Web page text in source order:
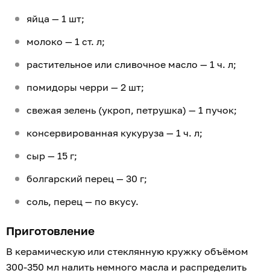
яйца — 1 шт;
молоко — 1 ст. л;
растительное или сливочное масло — 1 ч. л;
помидоры черри — 2 шт;
свежая зелень (укроп, петрушка) — 1 пучок;
консервированная кукуруза — 1 ч. л;
сыр — 15 г;
болгарский перец — 30 г;
соль, перец — по вкусу.
Приготовление
В керамическую или стеклянную кружку объёмом
300-350 мл налить немного масла и распределить